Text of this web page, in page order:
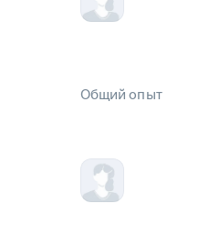
Общий опыт